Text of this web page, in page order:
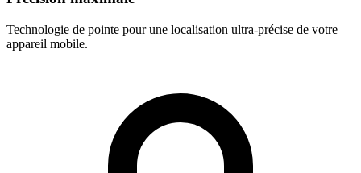
Technologie de pointe pour une localisation ultra-précise de votre
appareil mobile.